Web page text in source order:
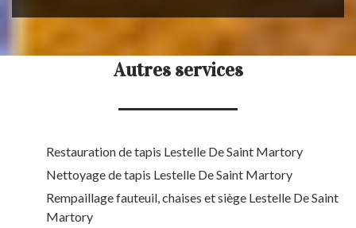
Autres services
Restauration de tapis Lestelle De Saint Martory
Nettoyage de tapis Lestelle De Saint Martory
Rempaillage fauteuil, chaises et siège Lestelle De Saint
Martory